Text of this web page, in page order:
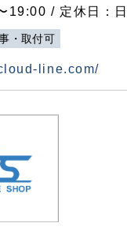
19:00 / 定休日：日
・取付可
line.com/